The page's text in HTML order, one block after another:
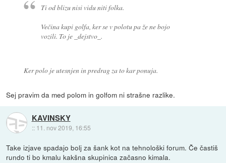
Ti od blizu nisi vidu niti folka.
Večina kupi golfa, ker se v polotu pa že ne bojo
vozili. To je _dejstvo_.
Ker polo je utesnjen in predrag za to kar ponuja.
Sej pravim da med polom in golfom ni strašne razlike.
KAVINSKY
:: 11. nov 2019, 16:55
Take izjave spadajo bolj za šank kot na tehnološki forum. Če častiš
rundo ti bo kmalu kakšna skupinica začasno kimala.